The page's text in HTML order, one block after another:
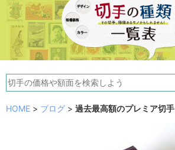
HOME > ブログ > 過去最高額のプレミア切手